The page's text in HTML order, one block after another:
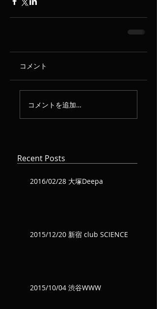
コメント
コメントを追加…
Recent Posts
2016/02/28 大塚Deepa
2015/12/20 新宿 club SCIENCE
2015/10/04 渋谷WWW